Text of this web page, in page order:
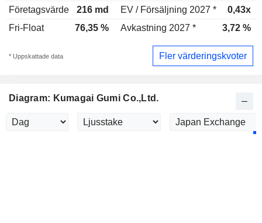
Företagsvärde
216 md EV / Försäljning 2027 *
0,43x
Fri-Float
76,35 % Avkastning 2027 * 3,72 %
* Uppskattade data Fler värderingskvoter
Diagram: Kumagai Gumi Co.,Ltd.